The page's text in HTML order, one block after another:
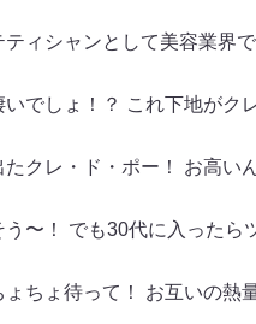
ティシャンとして美容業界
いでしょ！？ これ下地がク
たクレ・ド・ポー！ お高い
う〜！ でも30代に入ったら
ょちょ待って！ お互いの熱